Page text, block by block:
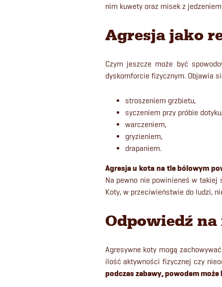
nim kuwety oraz misek z
Agresja jako
Czym jeszcze może być
dyskomforcie fizycznym. Objawia
stroszeniem grzbietu,
syczeniem przy próbie
warczeniem,
gryzieniem,
drapaniem.
Agresja u kota na tle bólowym
Na pewno nie powinieneś w takiej
Koty, w przeciwieństwie do ludzi,
Odpowiedź
Agresywne koty mogą
ilość aktywności fizycznej czy
podczas zabawy, powodem